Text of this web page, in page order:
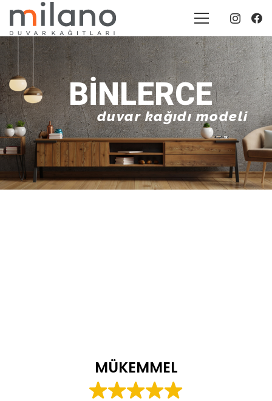
BINLERCE
duvar kağıdı modeli
MÜKEMMEL